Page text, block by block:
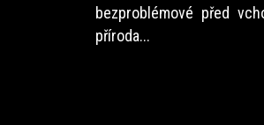
bezproblémové před
příroda...